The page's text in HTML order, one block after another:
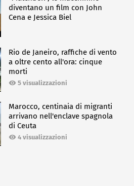
diventano un film con John
Cena e Jessica Biel
Rio de Janeiro, raffiche di vento
a oltre cento all'ora: cinque
morti
5 visualizzazioni
Marocco, centinaia di migranti
arrivano nell'enclave spagnola
di Ceuta
4 visualizzazioni